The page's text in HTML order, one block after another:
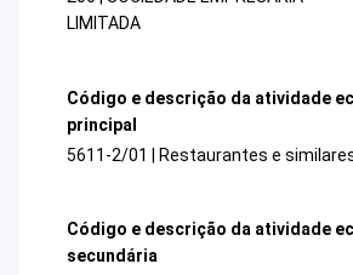
LIMITADA
Código e descrição da atividade
principal
5611-2/01 | Restaurantes e
Código e descrição da atividade
secundária